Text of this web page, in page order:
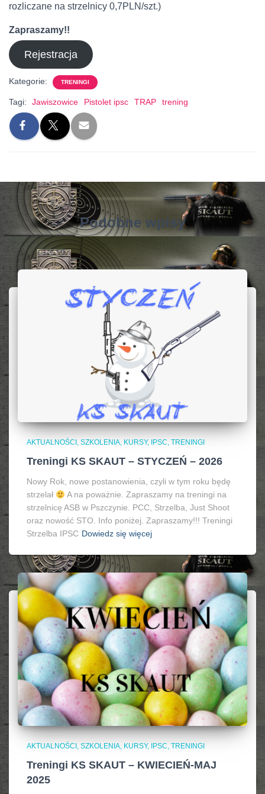
rozliczane na strzelnicy 0,7PLN/szt.)
Zapraszamy!!
Rejestracja
Kategorie: TRENINGI
Tagi: Jawiszowice Pistolet ipsc TRAP trening
Podobne wpisy
AKTUALNOŚCI, SZKOLENIA, KURSY, IPSC TRENINGI
Treningi KS SKAUT – STYCZEŃ – 2026
Nowy Rok, nowe postanowienia, czyli w tym roku będę
strzelał
A na poważnie. Zapraszamy na treningi na
strzelnicę ASB w Pszczynie. PCC, Strzelba, Just Shoot
oraz nowość STO. Info poniżej. Zapraszamy!!! Treningi
Strzelba IPSC Dowiedz się więcej
AKTUALNOŚCI, SZKOLENIA, KURSY, IPSC TRENINGI
Treningi KS SKAUT – KWIECIEŃ-MAJ
2025